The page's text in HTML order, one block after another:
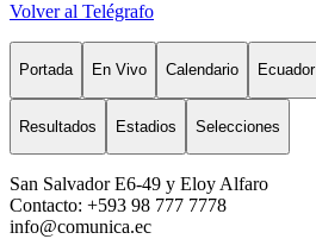
Volver al Telégrafo
Portada En Vivo Calendario Ecuador
Resultados Estadios Selecciones
San Salvador E6-49 y Eloy Alfaro
Contacto: +593 98 777 7778
info@comunica.ec